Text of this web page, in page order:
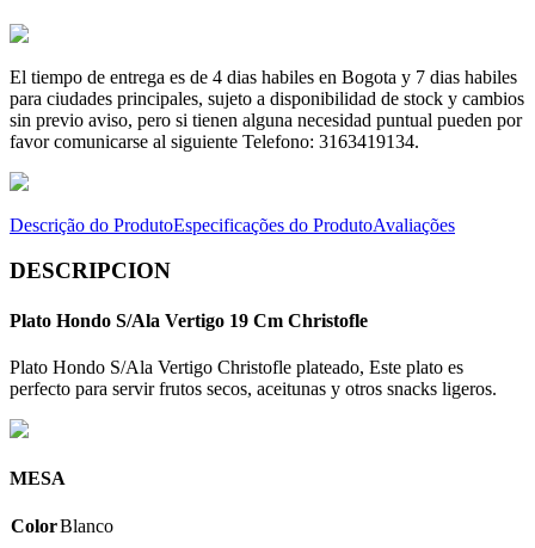
El tiempo de entrega es de 4 dias habiles en Bogota y 7 dias habiles
para ciudades principales, sujeto a disponibilidad de stock y cambios
sin previo aviso, pero si tienen alguna necesidad puntual pueden por
favor comunicarse al siguiente Telefono: 3163419134.
Descrição do ProdutoEspecificações do ProdutoAvaliações
DESCRIPCION
Plato Hondo S/Ala Vertigo 19 Cm Christofle
Plato Hondo S/Ala Vertigo Christofle plateado, Este plato es
perfecto para servir frutos secos, aceitunas y otros snacks ligeros.
MESA
ColorBlanco